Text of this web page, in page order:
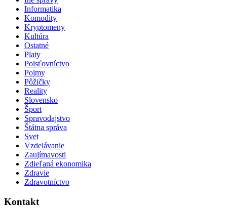
Informatika
Komodity
Kryptomeny
Kultúra
Ostatné
Platy
Poisťovníctvo
Pojmy
Pôžičky
Reality
Slovensko
Šport
Spravodajstvo
Štátna správa
Svet
Vzdelávanie
Zaujímavosti
Zdieľaná ekonomika
Zdravie
Zdravotníctvo
Kontakt